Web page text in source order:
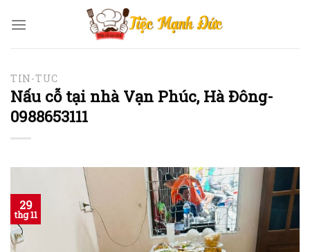
TIN-TUC
Nấu cỗ tại nhà Vạn Phúc, Hà Đông-
0988653111
29
thg 11